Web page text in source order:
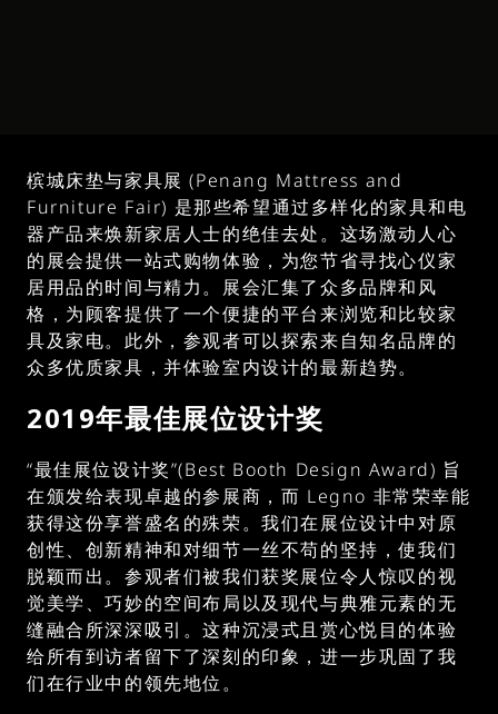
槟城床垫与家具展 (Penang Mattress and
Furniture Fair) 是那些希望通过多样化的家具和电
器产品来焕新家居人士的绝佳去处。这场激动人心
的展会提供一站式购物体验，为您节省寻找心仪家
居用品的时间与精力。展会汇集了众多品牌和风
格，为顾客提供了一个便捷的平台来浏览和比较家
具及家电。此外，参观者可以探索来自知名品牌的
众多优质家具，并体验室内设计的最新趋势。
2019年最佳展位设计奖
“最佳展位设计奖”(Best Booth Design Award) 旨
在颁发给表现卓越的参展商，而 Legno 非常荣幸能
获得这份享誉盛名的殊荣。我们在展位设计中对原
创性、创新精神和对细节一丝不苟的坚持，使我们
脱颖而出。参观者们被我们获奖展位令人惊叹的视
觉美学、巧妙的空间布局以及现代与典雅元素的无
缝融合所深深吸引。这种沉浸式且赏心悦目的体验
给所有到访者留下了深刻的印象，进一步巩固了我
们在行业中的领先地位。